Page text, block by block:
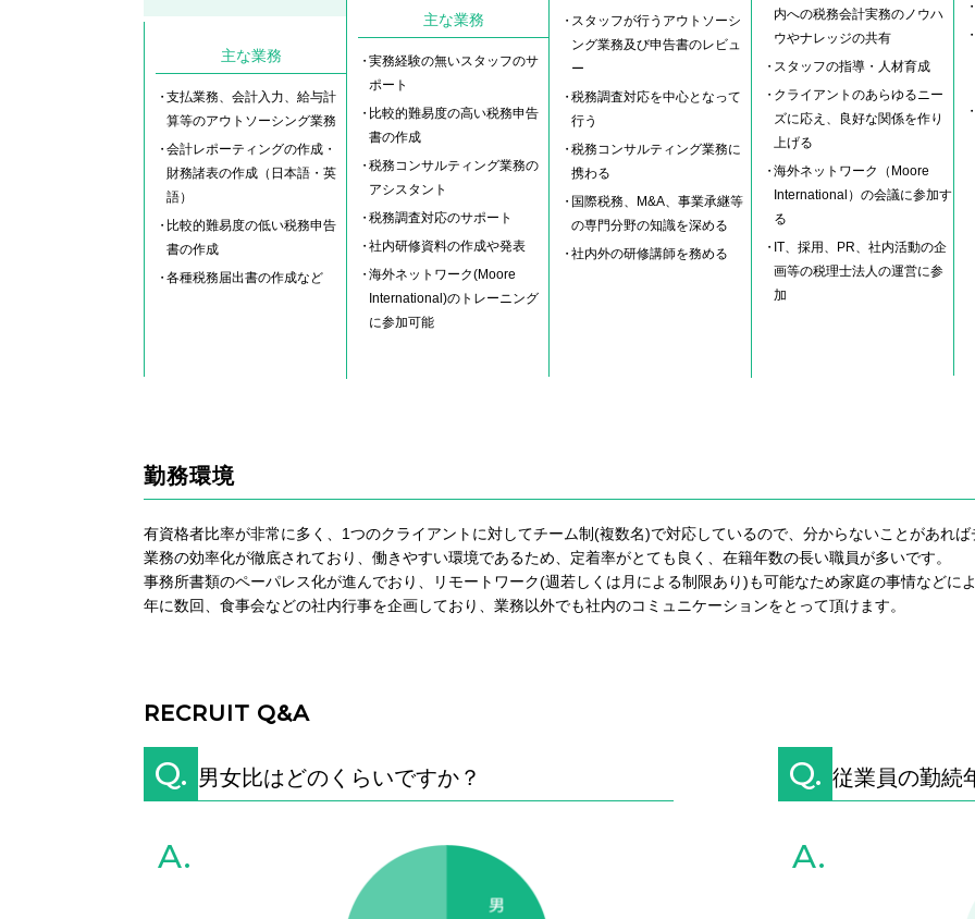
主な業務
支払業務、会計入力、給与計
算等のアウトソーシング業務
会計レポーティングの作成・
財務諸表の作成（日本語・英
語）
比較的難易度の低い税務申告
書の作成
各種税務届出書の作成など
主な業務
実務経験の無いスタッフのサ
ポート
比較的難易度の高い税務申告
書の作成
税務コンサルティング業務の
アシスタント
税務調査対応のサポート
社内研修資料の作成や発表
海外ネットワーク(Moore
International)のトレーニング
に参加可能
スタッフが行うアウトソーシ
ング業務及び申告書のレビュ
ー
税務調査対応を中心となって
行う
税務コンサルティング業務に
携わる
国際税務、M&A、事業承継等
の専門分野の知識を深める
社内外の研修講師を務める
内への税務会計実務のノウハ
ウやナレッジの共有
スタッフの指導・人材育成
クライアントのあらゆるニー
ズに応え、良好な関係を作り
上げる
海外ネットワーク（Moore
International）の会議に参加す
る
IT、採用、PR、社内活動の企
画等の税理士法人の運営に参
加
勤務環境
有資格者比率が非常に多く、1つのクライアントに対してチーム制(複数名)で対応しているので、分からないことがあれ
業務の効率化が徹底されており、働きやすい環境であるため、定着率がとても良く、在籍年数の長い職員が多いです。
事務所書類のペーパレス化が進んでおり、リモートワーク(週若しくは月による制限あり)も可能なため家庭の事情などに
年に数回、食事会などの社内行事を企画しており、業務以外でも社内のコミュニケーションをとって頂けます。
RECRUIT Q&A
Q. 男女比はどのくらいですか？
A.
Q. 従業員の勤続
A.